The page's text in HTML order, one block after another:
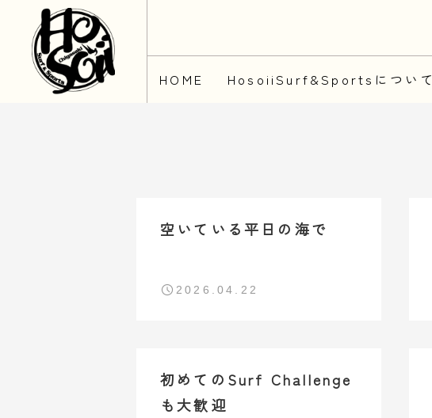
HOME HosoiiSurf&Sportsについて
空いている平日の海で
2026.04.22
初めてのSurf Challenge
も大歓迎